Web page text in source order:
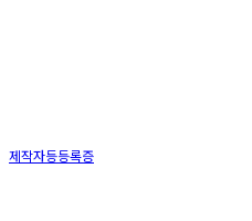
제작자등등록증